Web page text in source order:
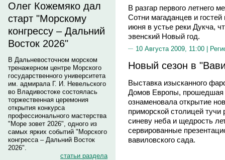
Олег Кожемяко дал
старт "Морскому
конгрессу – Дальний
Восток 2026"
В Дальневосточном морском
тренажерном центре Морского
государственного университета
им. адмирала Г. И. Невельского
во Владивостоке состоялась
торжественная церемония
открытия конкурса
профессионального мастерства
"Море зовет 2026", одного из
самых ярких событий "Морского
конгресса – Дальний Восток
2026".
статьи раздела
В разгар первого летнего
Сотни магаданцев и
июня в устье реки Дукча,
эвенский Новый год.
10 Августа 2009, 11:00 |
Новый сезон в
Выставка изысканного
Домов Европы, прошедшая
ознаменовала открытие
приморской столицей
синеву неба и щедрость
сервированные
вавиловского сада.